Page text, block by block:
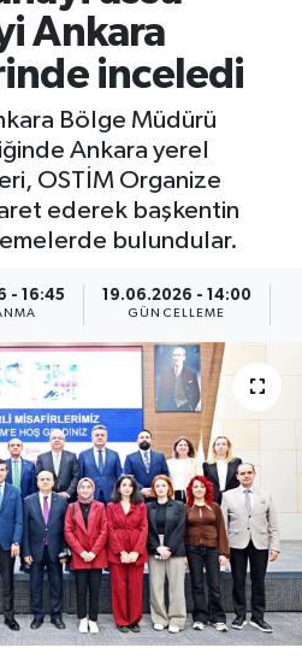
Ankara
inceledi
Bölge Müdürü
Ankara yerel
OSTİM Organize
ederek başkentin
bulundular.
- 16:45 19.06.2026 - 14:00
GÜNCELLEME
ve Fikstür